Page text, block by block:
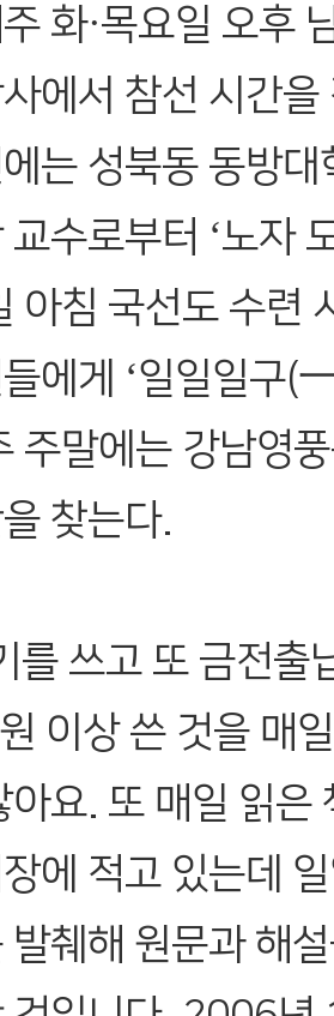
화·목요일 오후
에서 참선 시간
는 성북동 동방
교수로부터 ‘노자
아침 국선도 수련
에게 ‘일일일구(
주말에는 강남영
찾는다.
를 쓰고 또 금전출
이상 쓴 것을 매
아요. 또 매일 읽은
에 적고 있는데
발췌해 원문과 해